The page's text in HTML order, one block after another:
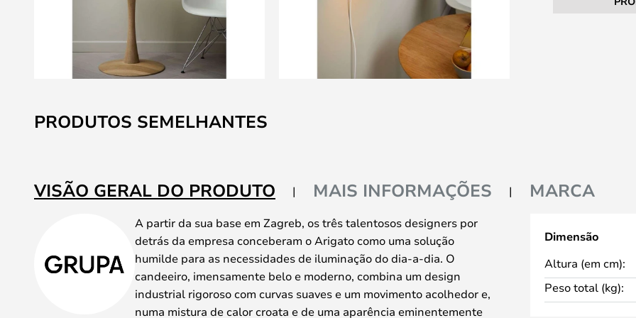
para
o
Galeria
de
PRODUTOS SEMELHANTES
VISÃO GERAL DO PRODUTO MAIS INFORMAÇÕES MARCA
A partir da sua base em Zagreb, os três talentosos designers por
detrás da empresa conceberam o Arigato como uma solução
humilde para as necessidades de iluminação do dia-a-dia. O
candeeiro, imensamente belo e moderno, combina um design
industrial rigoroso com curvas suaves e um movimento acolhedor e,
numa mistura de calor croata e de uma aparência eminentemente
Dimensão
Altura (em cm):
Peso total (kg):